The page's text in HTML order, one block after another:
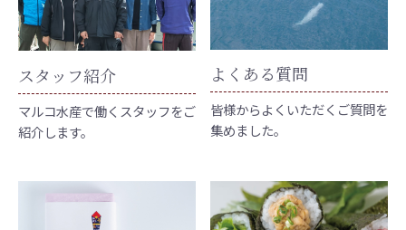
スタッフ紹介
マルコ水産で働くスタッフをご
紹介します。
よくある質問
皆様からよくいただくご質問を
集めました。